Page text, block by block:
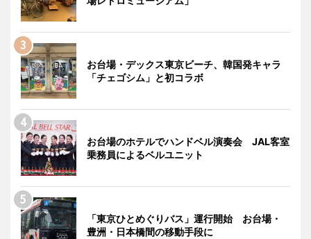
お台場・デックス東京ビーチ、韓国発キャラ
「チェゴシム」と初コラボ
お台場のホテルでハンドベル演奏会 JAL客室
乗務員によるベルユニット
「東京ひとめぐりバス」運行開始 お台場・
豊洲・日本橋間の移動手段に